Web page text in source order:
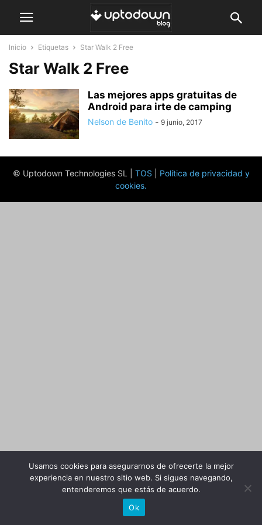
Inicio Etiquetas Star Walk 2 Free
Star Walk 2 Free
Las mejores apps gratuitas de
Android para irte de camping
Nelson de Benito - 9 junio, 2017
© Uptodown Technologies SL | TOS
Política de privacidad y
cookies.
Usamos cookies para asegurarnos de ofrecerte la mejor
experiencia en nuestro sitio web. Si sigues navegando,
entenderemos que estás de acuerdo.
Ok